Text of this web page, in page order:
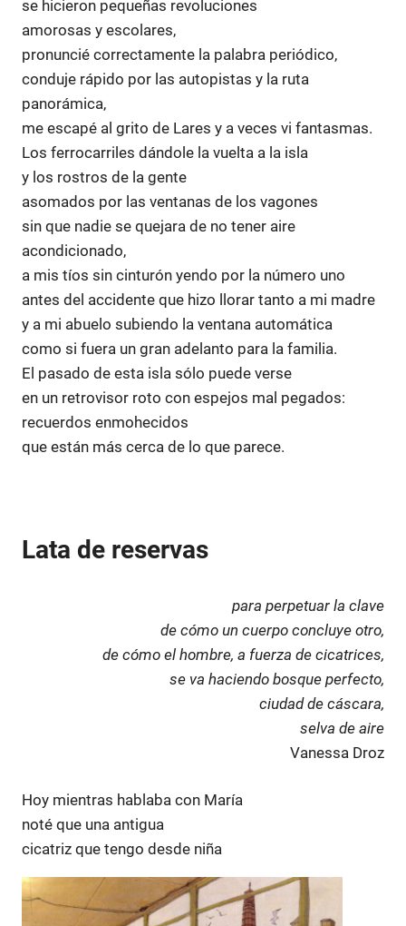
se hicieron pequeñas revoluciones
amorosas y escolares,
pronuncié correctamente la palabra periódico,
conduje rápido por las autopistas y la ruta
panorámica,
me escapé al grito de Lares y a veces vi fantasmas.
Los ferrocarriles dándole la vuelta a la isla
y los rostros de la gente
asomados por las ventanas de los vagones
sin que nadie se quejara de no tener aire
acondicionado,
a mis tíos sin cinturón yendo por la número uno
antes del accidente que hizo llorar tanto a mi madre
y a mi abuelo subiendo la ventana automática
como si fuera un gran adelanto para la familia.
El pasado de esta isla sólo puede verse
en un retrovisor roto con espejos mal pegados:
recuerdos enmohecidos
que están más cerca de lo que parece.
Lata de reservas
para perpetuar la clave
de cómo un cuerpo concluye otro,
de cómo el hombre, a fuerza de cicatrices,
se va haciendo bosque perfecto,
ciudad de cáscara,
selva de aire
Vanessa Droz
Hoy mientras hablaba con María
noté que una antigua
cicatriz que tengo desde niña